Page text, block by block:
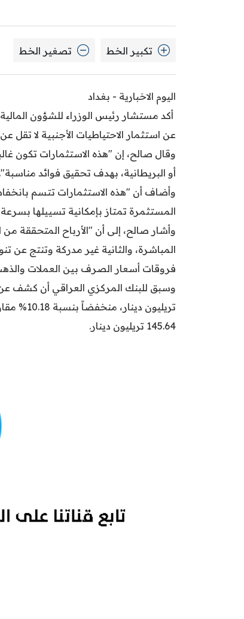
تكبير الخط تصغير الخط
اليوم الاخبارية - بغداد
أكد مستشار رئيس الوزراء للشؤون
عن استثمار الاحتياطيات الأجنبية لا تقل
وقال صالح، إن "هذه الاستثمارات تكون
أو البريطانية، بهدف تحقيق فوائد مناسبة".
وأضاف أن "هذه الاستثمارات تتسم
المستثمرة تمتاز بإمكانية تسييلها
وأشار صالح، إلى أن "الأرباح المتحققة
المباشرة، والثانية غير مدركة وتنتج عن
فروقات أسعار الصرف بين العملات
145.64 تريليون دينار.